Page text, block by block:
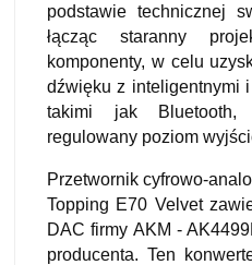
podstawie technicznej
łącząc staranny
komponenty, w celu
dźwięku z inteligentnymi
takimi jak
regulowany poziom
Przetwornik cyfrowo-
Topping E70 Velvet
DAC firmy AKM -
producenta. Ten